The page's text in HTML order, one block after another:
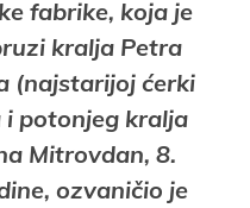
fabrike, koja je
kralja Petra
(najstarijoj ćerki
potonjeg kralja
Mitrovdan, 8.
ozvaničio je